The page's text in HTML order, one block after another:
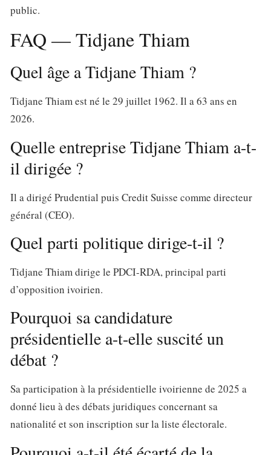
public.
FAQ — Tidjane Thiam
Quel âge a Tidjane Thiam ?
Tidjane Thiam est né le 29 juillet 1962. Il a63 ans en
2026.
Quelle entreprise Tidjane Thiam a-t-
il dirigée ?
Il a dirigé Prudential puis Credit Suisse comme directeur
général (CEO).
Quel parti politique dirige-t-il ?
Tidjane Thiam dirige le PDCI-RDA, principal parti
d’opposition ivoirien.
Pourquoi sa candidature
présidentielle a-t-elle suscité un
débat ?
Sa participation à la présidentielle ivoirienne de 2025 a
donné lieu à des débats juridiques concernant sa
nationalité et son inscription sur la liste électorale.